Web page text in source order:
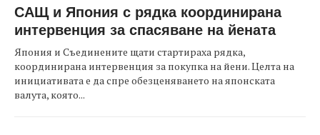
САЩ и Япония с рядка координирана
интервенция за спасяване на йената
Япония и Съединените щати стартираха рядка,
координирана интервенция за покупка на йени. Целта на
инициативата е да спре обезценяването на японската
валута, която...